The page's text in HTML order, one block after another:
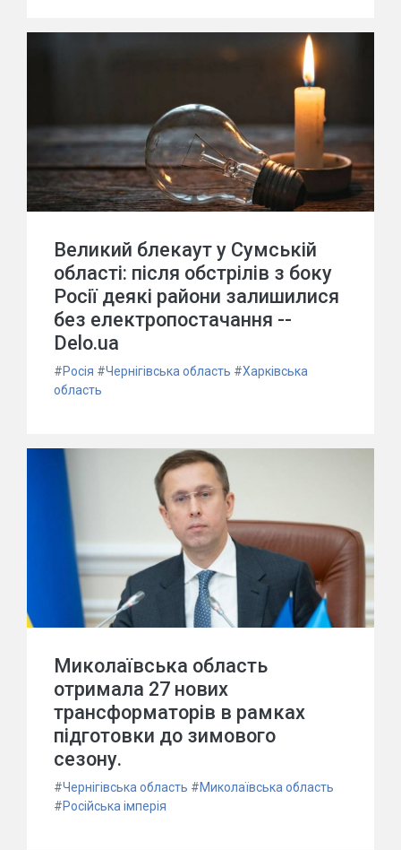
Великий блекаут у Сумській
області: після обстрілів з боку
Росії деякі райони залишилися
без електропостачання --
Delo.ua
#Росія #Чернігівська область #Харківська
область
Миколаївська область
отримала 27 нових
трансформаторів в рамках
підготовки до зимового
сезону.
#Чернігівська область #Миколаївська область
#Російська імперія